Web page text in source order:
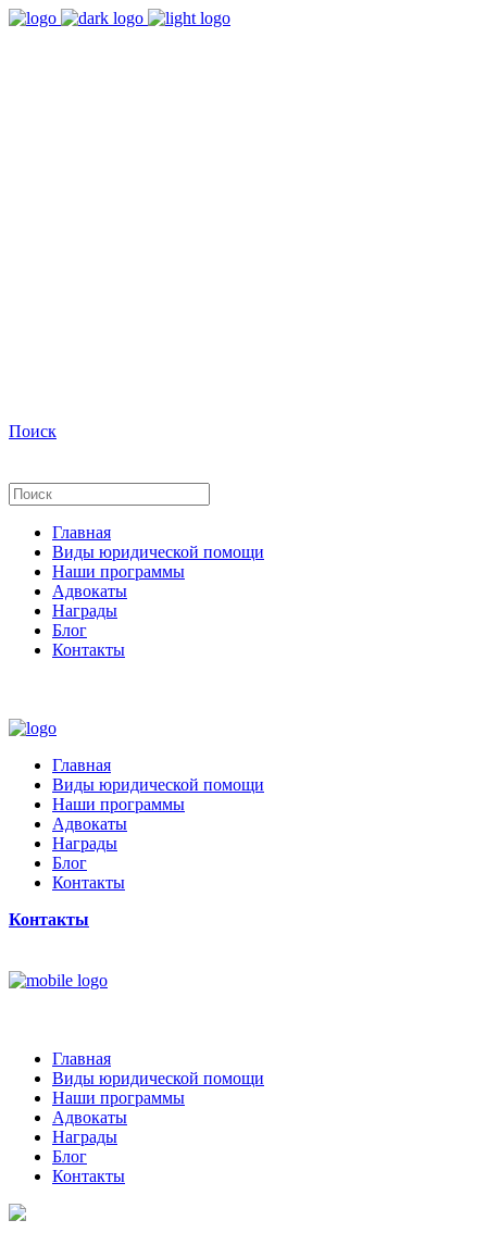
Поиск
Главная
Виды юридической помощи
Наши программы
Адвокаты
Награды
Блог
Контакты
Главная
Виды юридической помощи
Наши программы
Адвокаты
Награды
Блог
Контакты
Контакты
Главная
Виды юридической помощи
Наши программы
Адвокаты
Награды
Блог
Контакты